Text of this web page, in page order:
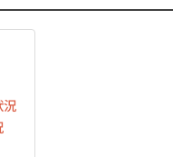
況